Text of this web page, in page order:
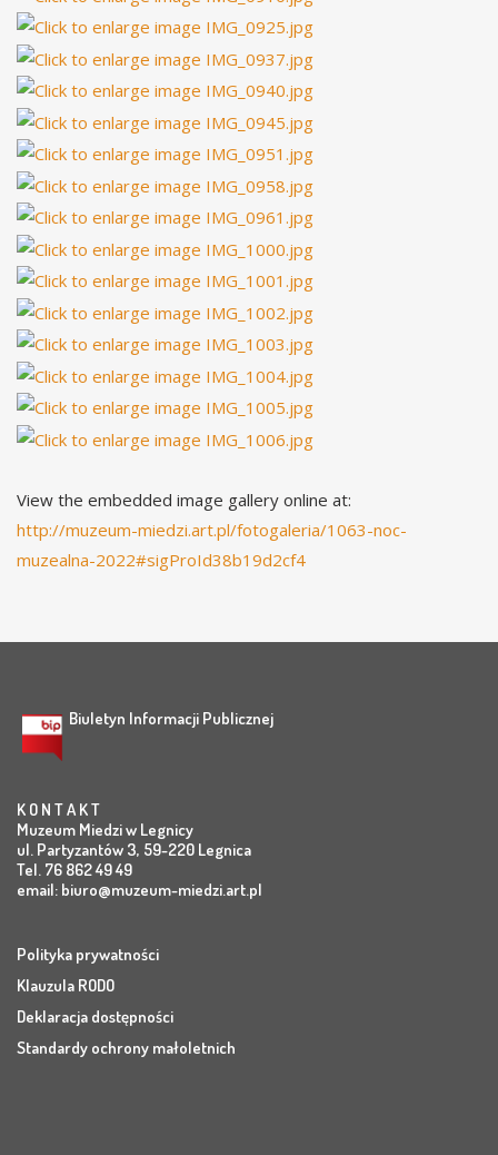
View the embedded image gallery online at:
http://muzeum-miedzi.art.pl/fotogaleria/1063-noc-
muzealna-2022#sigProId38b19d2cf4
Biuletyn Informacji Publicznej
K O N T A K T
Muzeum Miedzi w Legnicy
ul. Partyzantów 3, 59-220 Legnica
Tel. 76 862 49 49
email: biuro@muzeum-miedzi.art.pl
Polityka prywatności
Klauzula RODO
Deklaracja dostępności
Standardy ochrony małoletnich